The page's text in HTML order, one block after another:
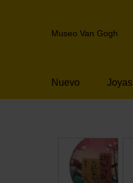
to
Header
Museo Van Gogh
Nuevo Joyas